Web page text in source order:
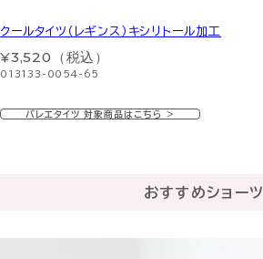
クールタイツ（レギンス）キシリトール加工
¥3,520（税込）
013133-0054-65
バレエタイツ 対象商品はこちら ＞
おすすめショーツ